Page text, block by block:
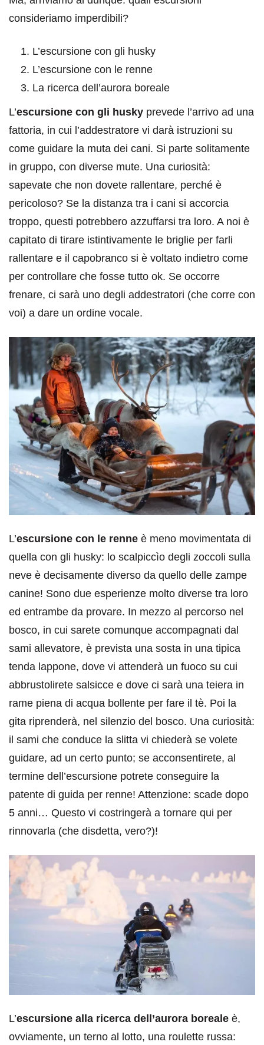
consideriamo imperdibili?
L’escursione con gli husky
L’escursione con le renne
La ricerca dell’aurora boreale
L’escursione con gli husky prevede l’arrivo ad una
fattoria, in cui l’addestratore vi darà istruzioni su
come guidare la muta dei cani. Si parte solitamente
in gruppo, con diverse mute. Una curiosità:
sapevate che non dovete rallentare, perché è
pericoloso? Se la distanza tra i cani si accorcia
troppo, questi potrebbero azzuffarsi tra loro. A noi è
capitato di tirare istintivamente le briglie per farli
rallentare e il capobranco si è voltato indietro come
per controllare che fosse tutto ok. Se occorre
frenare, ci sarà uno degli addestratori (che corre con
voi) a dare un ordine vocale.
L’escursione con le renne è meno movimentata di
quella con gli husky: lo scalpiccìo degli zoccoli sulla
neve è decisamente diverso da quello delle zampe
canine! Sono due esperienze molto diverse tra loro
ed entrambe da provare. In mezzo al percorso nel
bosco, in cui sarete comunque accompagnati dal
sami allevatore, è prevista una sosta in una tipica
tenda lappone, dove vi attenderà un fuoco su cui
abbrustolirete salsicce e dove ci sarà una teiera in
rame piena di acqua bollente per fare il tè. Poi la
gita riprenderà, nel silenzio del bosco. Una curiosità:
il sami che conduce la slitta vi chiederà se volete
guidare, ad un certo punto; se acconsentirete, al
termine dell’escursione potrete conseguire la
patente di guida per renne! Attenzione: scade dopo
5 anni… Questo vi costringerà a tornare qui per
rinnovarla (che disdetta, vero?)!
L’escursione alla ricerca dell’aurora boreale è,
ovviamente, un terno al lotto, una roulette russa: